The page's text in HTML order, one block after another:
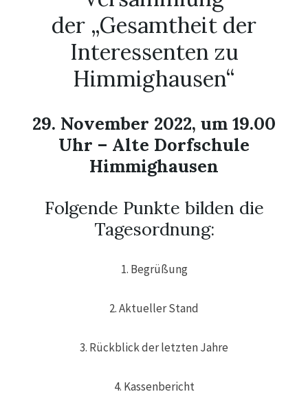
der „Gesamtheit der
Interessenten zu
Himmighausen“
29. November 2022, um 19.00
Uhr – Alte Dorfschule
Himmighausen
Folgende Punkte bilden die
Tagesordnung:
1. Begrüßung
2. Aktueller Stand
3. Rückblick der letzten Jahre
4. Kassenbericht